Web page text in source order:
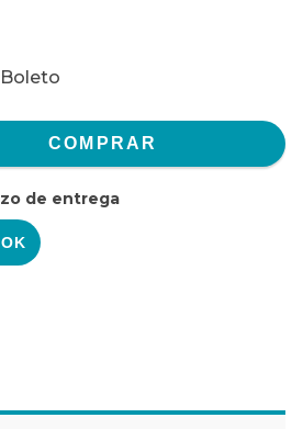
Boleto
de entrega